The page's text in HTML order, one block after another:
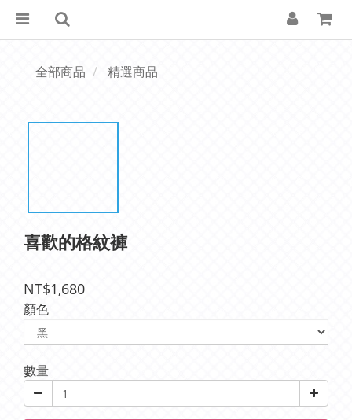
全部商品 精選商品
喜歡的格紋褲
NT$1,680
顏色
數量